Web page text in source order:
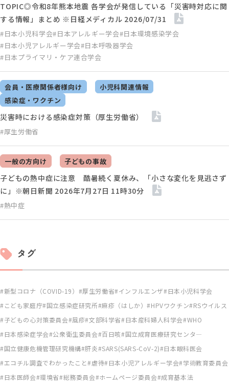
#日本小児科学会#日本アレルギー学会#日本環境感染学会
#日本小児アレルギー学会#日本呼吸器学会
#日本プライマリ・ケア連合学会
TOPIC◎令和8年熊本地震 各学会が発信している「災害時対応に関
する情報」まとめ ※日経メディカル 2026/07/31
会員・医療関係者様向け
小児科関連情報
感染症・ワクチン
#厚生労働省
災害時における感染症対策（厚生労働省）
一般の方向け 子どもの事故
#熱中症
子どもの熱中症に注意 酷暑続く夏休み、「小さな変化を見逃さず
に」※朝日新聞 2026年7月27日 11時30分
タグ
新型コロナ（COVID-19） 厚生労働省 インフルエンザ 日本小児科学会
こども家庭庁 国立感染症研究所 麻疹（はしか） HPVワクチン RSウイルス
子どもの心対策委員会 風疹 文部科学省 日本産科婦人科学会 WHO
日本感染症学会 公衆衛生委員会 百日咳 国立成育医療研究センタ―
国立健康危機管理研究機構 肝炎 SARS(SARS-CoV-2)
日本眼科医会
エコチル調査でわかったこと 虐待 日本小児アレルギー学会 学術教育委員会
日本医師会 環境省 総務委員会 ホームページ委員会 成育基本法